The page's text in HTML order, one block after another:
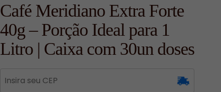
Café Meridiano Extra Forte
40g – Porção Ideal para 1
Litro | Caixa com 30un doses